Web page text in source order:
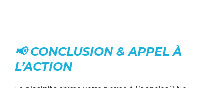
📢 CONCLUSION & APPEL À
L’ACTION